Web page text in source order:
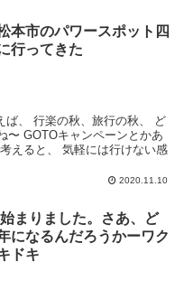
本市のパワースポット四
行ってきた
ば、 行楽の秋、旅行の秋、 ど
〜 GOTOキャンペーンとかあ
えると、 気軽には行けない感
2020.11.10
まりました。さあ、ど
になるんだろうかーワク
ドキ